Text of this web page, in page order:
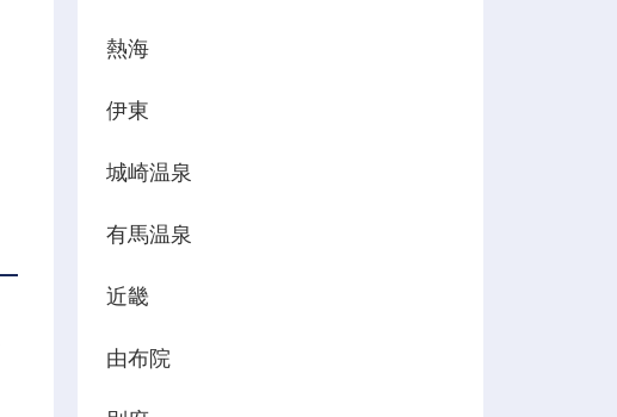
熱海
伊東
城崎温泉
有馬温泉
近畿
由布院